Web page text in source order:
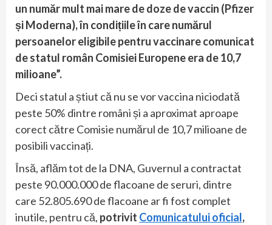
un număr mult mai mare de doze de vaccin (Pfizer
și Moderna), în condițiile în care numărul
persoanelor eligibile pentru vaccinare comunicat
de statul român Comisiei Europene era de 10,7
milioane”.
Deci statul a știut că nu se vor vaccina niciodată
peste 50% dintre români și a aproximat aproape
corect către Comisie numărul de 10,7 milioane de
posibili vaccinați.
Însă, aflăm tot de la DNA, Guvernul a contractat
peste 90.000.000 de flacoane de seruri, dintre
care 52.805.690 de flacoane ar fi fost complet
inutile, pentru că, potrivit Comunicatului oficial,